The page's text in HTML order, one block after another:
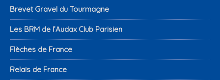
Brevet Gravel du Tourmagne
Les BRM de l’Audax Club Parisien
Flèches de France
Relais de France